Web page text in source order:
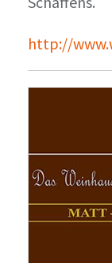
http://